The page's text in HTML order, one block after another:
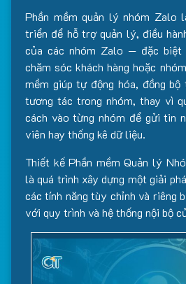
Phần mềm quản lý nhóm Zalo
triển để hỗ trợ quản lý, điều
của các nhóm Zalo — đặc biệt
chăm sóc khách hàng hoặc
mềm giúp tự động hóa, đồng
tương tác trong nhóm, thay vì
cách vào từng nhóm để gửi tin
viên hay thống kê dữ liệu.
Thiết kế Phần mềm Quản lý
là quá trình xây dựng một giải
các tính năng tùy chỉnh và riêng
với quy trình và hệ thống nội bộ